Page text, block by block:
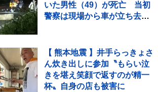
いた男性（49）が死亡 当初
警察は現場から車が立ち去っ
【 熊本地震 】井手らっきょさ
ん炊き出しに参加〝もらい泣
きを堪え笑顔で返すのが精一
杯〟自身の店も被害に